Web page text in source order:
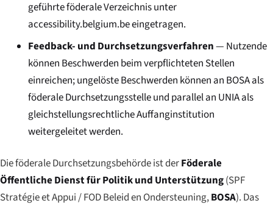
geführte föderale Verzeichnis unter
accessibility.belgium.beeingetragen.
Feedback- und Durchsetzungsverfahren— Nutzende
können Beschwerden beim verpflichteten Stellen
einreichen; ungelöste Beschwerden können an BOSA als
föderale Durchsetzungsstelle und parallel an UNIA als
gleichstellungsrechtliche Auffanginstitution
weitergeleitet werden.
Die föderale Durchsetzungsbehörde ist derFöderale
Öffentliche Dienst für Politik und Unterstützung(SPF
Stratégie et Appui/FOD Beleid en Ondersteuning,BOSA). Das